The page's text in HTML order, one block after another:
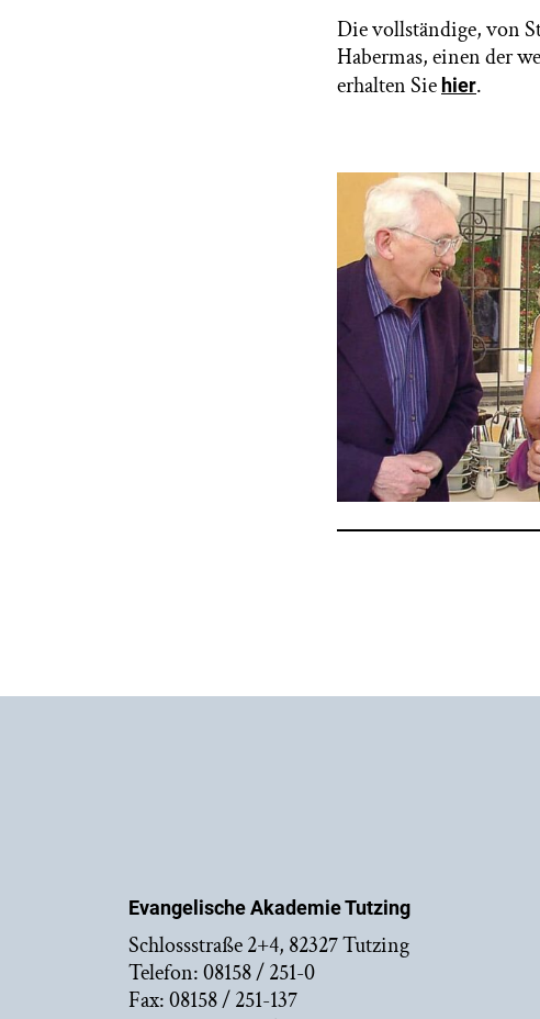
Die vollständige, von
Habermas, einen der
erhalten Sie hier.
Evangelische Akademie Tutzing
Schlossstraße 2+4, 82327 Tutzing
Telefon: 08158 / 251-0
Fax: 08158 / 251-137